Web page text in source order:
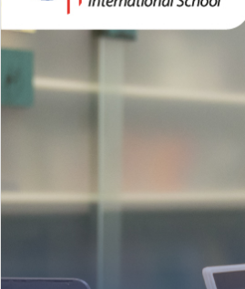
EDUCAÇÃO
Inglês todos
Dupla